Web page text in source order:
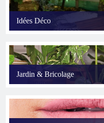
Idées Déco
Jardin & Bricolage